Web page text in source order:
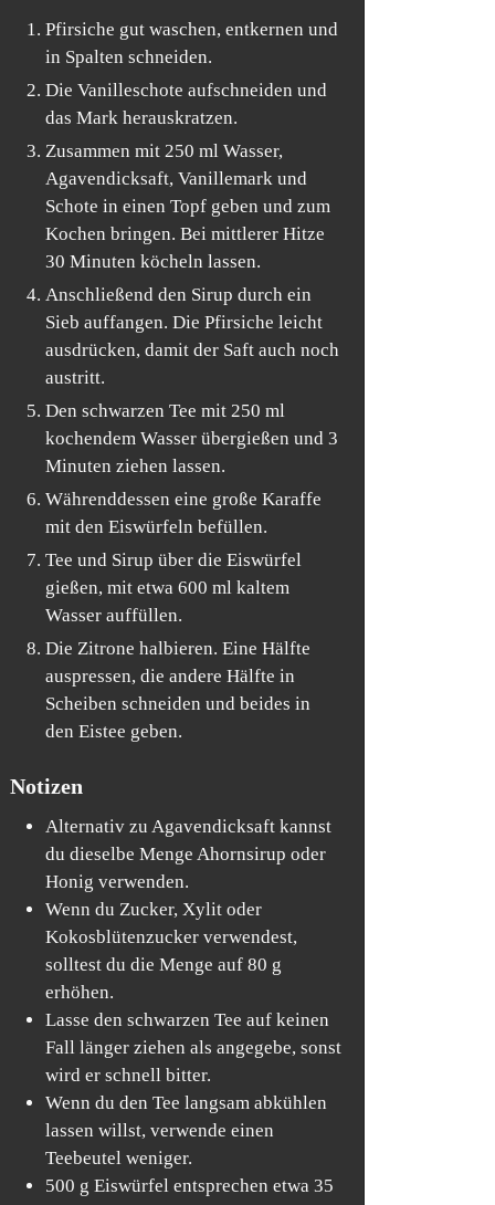
Pfirsiche gut waschen, entkernen und
in Spalten schneiden.
Die Vanilleschote aufschneiden und
das Mark herauskratzen.
Zusammen mit 250 ml Wasser,
Agavendicksaft, Vanillemark und
Schote in einen Topf geben und zum
Kochen bringen. Bei mittlerer Hitze
30 Minuten köcheln lassen.
Anschließend den Sirup durch ein
Sieb auffangen. Die Pfirsiche leicht
ausdrücken, damit der Saft auch noch
austritt.
Den schwarzen Tee mit 250 ml
kochendem Wasser übergießen und 3
Minuten ziehen lassen.
Währenddessen eine große Karaffe
mit den Eiswürfeln befüllen.
Tee und Sirup über die Eiswürfel
gießen, mit etwa 600 ml kaltem
Wasser auffüllen.
Die Zitrone halbieren. Eine Hälfte
auspressen, die andere Hälfte in
Scheiben schneiden und beides in
den Eistee geben.
Notizen
Alternativ zu Agavendicksaft kannst
du dieselbe Menge Ahornsirup oder
Honig verwenden.
Wenn du Zucker, Xylit oder
Kokosblütenzucker verwendest,
solltest du die Menge auf 80 g
erhöhen.
Lasse den schwarzen Tee auf keinen
Fall länger ziehen als angegebe, sonst
wird er schnell bitter.
Wenn du den Tee langsam abkühlen
lassen willst, verwende einen
Teebeutel weniger.
500 g Eiswürfel entsprechen etwa 35